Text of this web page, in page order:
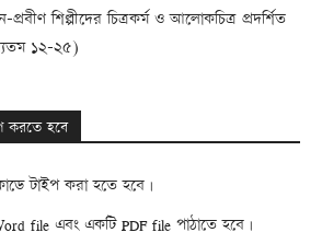
প্রবীণ শিল্পীদের চিত্রকর্ম ও আলোকচিত্র প্রদর্শিত
১২-২৫)
করতে হবে
টাইপ করা হতে হবে।
file এবং একটি PDF file পাঠাতে হবে।